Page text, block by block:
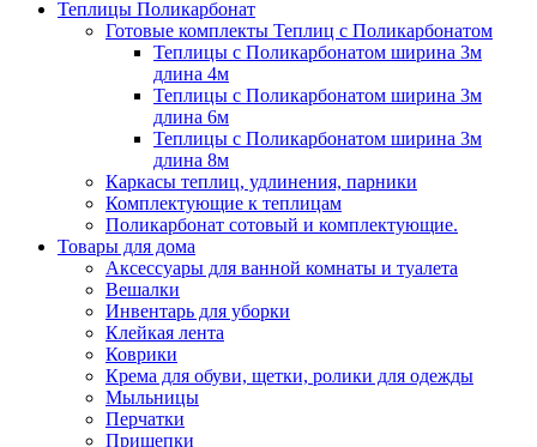
Теплицы Поликарбонат
Готовые комплекты Теплиц с Поликарбонатом
Теплицы с Поликарбонатом ширина 3м
длина 4м
Теплицы с Поликарбонатом ширина 3м
длина 6м
Теплицы с Поликарбонатом ширина 3м
длина 8м
Каркасы теплиц, удлинения, парники
Комплектующие к теплицам
Поликарбонат сотовый и комплектующие.
Товары для дома
Аксессуары для ванной комнаты и туалета
Вешалки
Инвентарь для уборки
Клейкая лента
Коврики
Крема для обуви, щетки, ролики для одежды
Мыльницы
Перчатки
Прищепки